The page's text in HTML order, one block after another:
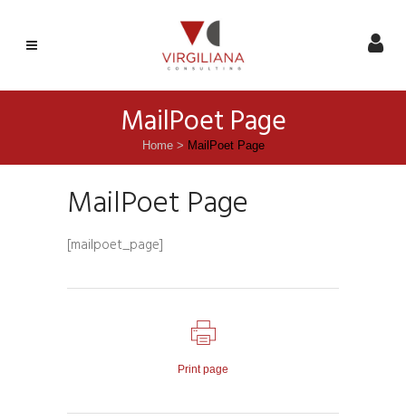
MailPoet Page
Home> MailPoet Page
MailPoet Page
[mailpoet_page]
Print page